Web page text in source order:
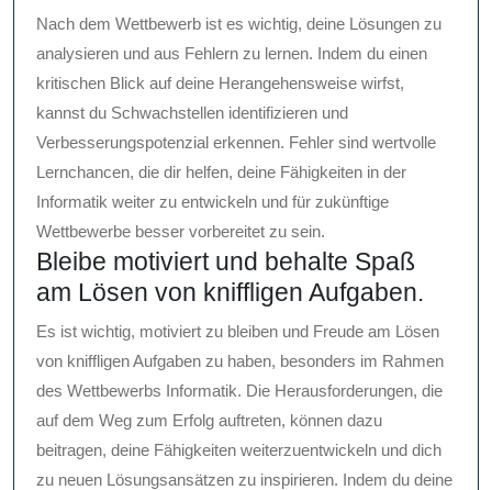
Nach dem Wettbewerb ist es wichtig, deine Lösungen zu
analysieren und aus Fehlern zu lernen. Indem du einen
kritischen Blick auf deine Herangehensweise wirfst,
kannst du Schwachstellen identifizieren und
Verbesserungspotenzial erkennen. Fehler sind wertvolle
Lernchancen, die dir helfen, deine Fähigkeiten in der
Informatik weiter zu entwickeln und für zukünftige
Wettbewerbe besser vorbereitet zu sein.
Bleibe motiviert und behalte Spaß
am Lösen von kniffligen Aufgaben.
Es ist wichtig, motiviert zu bleiben und Freude am Lösen
von kniffligen Aufgaben zu haben, besonders im Rahmen
des Wettbewerbs Informatik. Die Herausforderungen, die
auf dem Weg zum Erfolg auftreten, können dazu
beitragen, deine Fähigkeiten weiterzuentwickeln und dich
zu neuen Lösungsansätzen zu inspirieren. Indem du deine